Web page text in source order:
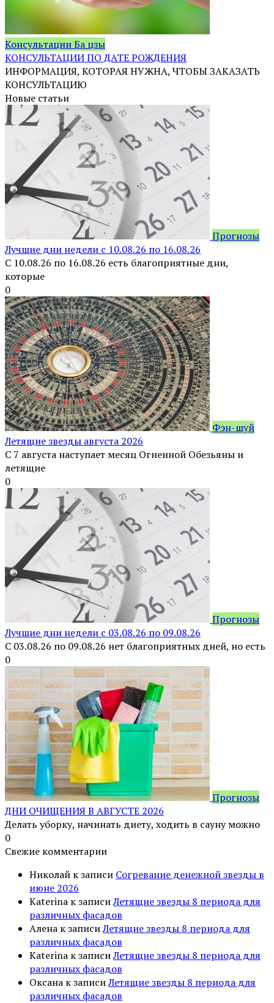
Консультации Ба цзы
КОНСУЛЬТАЦИИ ПО ДАТЕ РОЖДЕНИЯ
ИНФОРМАЦИЯ, КОТОРАЯ НУЖНА, ЧТОБЫ ЗАКАЗАТЬ
КОНСУЛЬТАЦИЮ
Новые статьи
Прогнозы
Лучшие дни недели с 10.08.26 по 16.08.26
С 10.08.26 по 16.08.26 есть благоприятные дни,
которые
0
Фэн-шуй
Летящие звезды августа 2026
С 7 августа наступает месяц Огненной Обезьяны и
летящие
0
Прогнозы
Лучшие дни недели с 03.08.26 по 09.08.26
С 03.08.26 по 09.08.26 нет благоприятных дней, но есть
0
Прогнозы
ДНИ ОЧИЩЕНИЯ В АВГУСТЕ 2026
Делать уборку, начинать диету, ходить в сауну можно
0
Свежие комментарии
Николай к записи Согревание денежной звезды в
июне 2026
Katerina к записиЛетящие звезды 8 периода для
различных фасадов
Алена к записиЛетящие звезды 8 периода для
различных фасадов
Katerina к записиЛетящие звезды 8 периода для
различных фасадов
Оксана к записиЛетящие звезды 8 периода для
различных фасадов